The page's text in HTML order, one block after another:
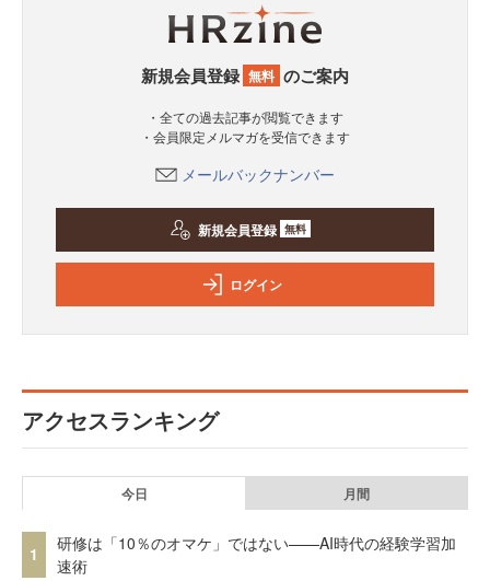
新規会員登録 無料 のご案内
・全ての過去記事が閲覧できます
・会員限定メルマガを受信できます
メールバックナンバー
新規会員登録 無料
ログイン
アクセスランキング
今日 月間
1
研修は「10％のオマケ」ではない——AI時代の経験学習加
速術